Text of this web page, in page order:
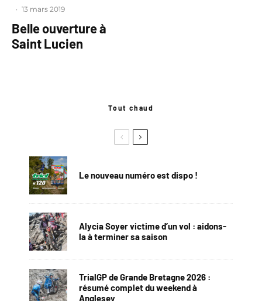
· 13 mars 2019
Belle ouverture à
Saint Lucien
Tout chaud
Le nouveau numéro est dispo !
Alycia Soyer victime d’un vol : aidons-
la à terminer sa saison
TrialGP de Grande Bretagne 2026 :
résumé complet du weekend à
Anglesey